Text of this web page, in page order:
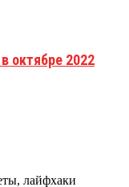
октябре 2022
лайфхаки